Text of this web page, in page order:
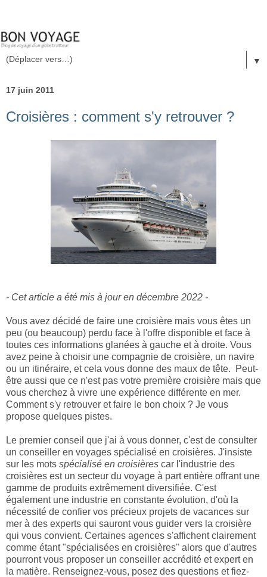
▼
17 juin 2011
Croisières : comment s'y retrouver ?
- Cet article a été mis à jour en décembre 2022 -
Vous avez décidé de faire une croisière mais vous êtes un
peu (ou beaucoup) perdu face à l'offre disponible et face à
toutes ces informations glanées à gauche et à droite. Vous
avez peine à choisir une compagnie de croisière, un navire
ou un itinéraire, et cela vous donne des maux de tête. Peut-
être aussi que ce n'est pas votre première croisière mais que
vous cherchez à vivre une expérience différente en mer.
Comment s'y retrouver et faire le bon choix ? Je vous
propose quelques pistes.
Le premier conseil que j'ai à vous donner, c'est de consulter
un conseiller en voyages spécialisé en croisières. J'insiste
sur les mots spécialisé en croisières car l'industrie des
croisières est un secteur du voyage à part entière offrant une
gamme de produits extrêmement diversifiée. C'est
également une industrie en constante évolution, d'où la
nécessité de confier vos précieux projets de vacances sur
mer à des experts qui sauront vous guider vers la croisière
qui vous convient. Certaines agences s'affichent clairement
comme étant "spécialisées en croisières" alors que d'autres
pourront vous proposer un conseiller accrédité et expert en
la matière. Renseignez-vous, posez des questions et fiez-